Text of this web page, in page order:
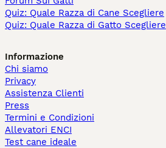
Quiz: Quale Razza di Cane Scegliere
Quiz: Quale Razza di Gatto Scegliere
Informazione
Chi siamo
Privacy
Assistenza Clienti
Press
Termini e Condizioni
Allevatori ENCI
Test cane ideale